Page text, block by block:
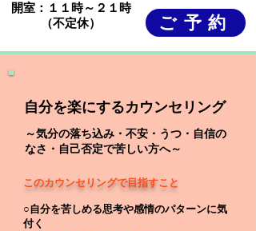
開室：１１時～２１時
（不定休）
ご予約
自分を楽にするカウンセリング
​～気分の落ち込み・不安・うつ・自信の
なさ・自己否定で苦しい方へ～
このカウンセリングで目指すこと
○自分を苦しめる思考や感情のパターンに気
付く